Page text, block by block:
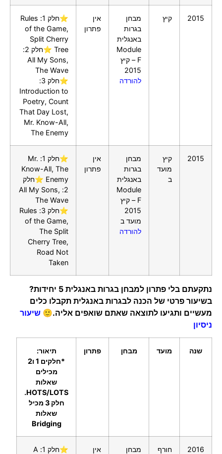
2015 קיץ
מבחן
בגרות
באנגלית
Module
F – קיץ
2015
להורדה
אין
פתרון
⭐חלק 1: Rules
of the Game,
Split Cherry
Tree ⭐חלק 2:
All My Sons,
The Wave
⭐חלק 3:
Introduction to
Poetry, Count
That Day Lost,
Mr. Know-All,
The Enemy
2015
קיץ
מועד
ב
מבחן
בגרות
באנגלית
Module
F – קיץ
2015
מועד ב
להורדה
אין
פתרון
⭐חלק 1: Mr.
Know-All, The
Enemy ⭐חלק
2: All My Sons,
The Wave
⭐חלק 3: Rules
of the Game,
The Split
Cherry Tree,
Road Not
Taken
נתקעתם בלי פתרון למבחן בגרות באנגלית 5 יחידות?
בשיעור פרטי של הכנה לבגרות באנגלית תקבלו כלים
מעשיים ותגיעו לתוצאה שאתם שואפים אליה.🙂 שיעור
ניסיון
שנה מועד מבחן פתרון
תיאור:
*חלקים 1 ו2
מכילים
שאלות
HOTS/LOTS.
חלק 3 מכיל
שאלות
Bridging
2016 חורף
מבחן
אין
⭐חלק 1: A